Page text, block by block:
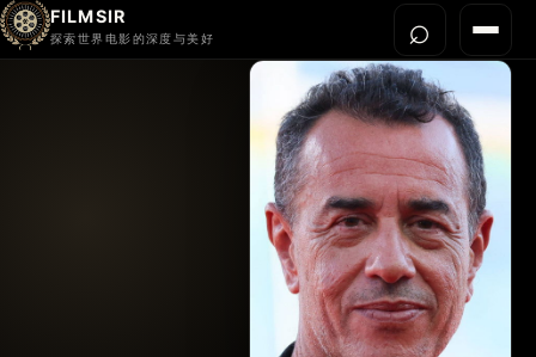
FILMSIR
探索世界电影的深度与美好 菜单
⌕打开